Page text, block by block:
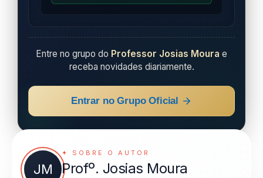
Entre no grupo do Professor Josias Moura e
receba novidades diariamente.
Entrar no Grupo Oficial
JM
✦ SOBRE O AUTOR
Profº. Josias Moura